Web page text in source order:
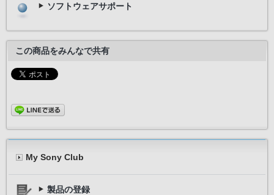
ソフトウェアサポート
この商品をみんなで共有
My Sony Club
製品の登録